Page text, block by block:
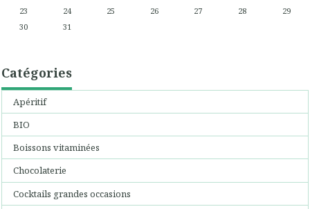
23
24 25 26 27 28
29
30
31
Catégories
Apéritif
BIO
Boissons vitaminées
Chocolaterie
Cocktails grandes occasions